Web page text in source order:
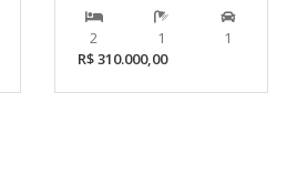
2 1
1
R$ 310.000,00